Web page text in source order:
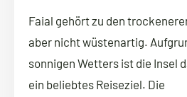
Faial gehört zu den
aber nicht wüstenartig.
sonnigen Wetters ist die Insel
ein beliebtes Reiseziel. Die